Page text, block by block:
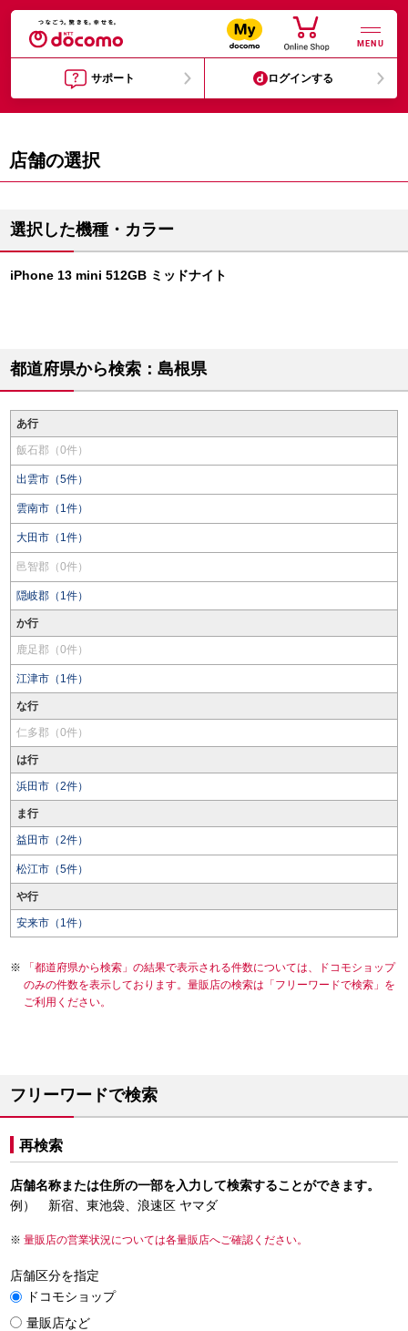
MENU
サポート ログインする
店舗の選択
選択した機種・カラー
iPhone 13 mini 512GB ミッドナイト
都道府県から検索：島根県
あ行
飯石郡（0件）
出雲市（5件）
雲南市（1件）
大田市（1件）
邑智郡（0件）
隠岐郡（1件）
か行
鹿足郡（0件）
江津市（1件）
な行
仁多郡（0件）
は行
浜田市（2件）
ま行
益田市（2件）
松江市（5件）
や行
安来市（1件）
「都道府県から検索」の結果で表示される件数については、ドコモショップ
のみの件数を表示しております。量販店の検索は「フリーワードで検索」を
ご利用ください。
フリーワードで検索
再検索
店舗名称または住所の一部を入力して検索することができます。
例） 新宿、東池袋、浪速区 ヤマダ
量販店の営業状況については各量販店へご確認ください。
店舗区分を指定
ドコモショップ
量販店など